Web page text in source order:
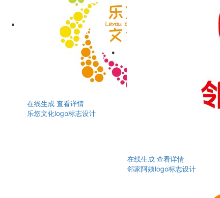
在线生成 查看详情
乐悠文化logo标志设计
在线生成 查看详情
邻家阿姨logo标志设计